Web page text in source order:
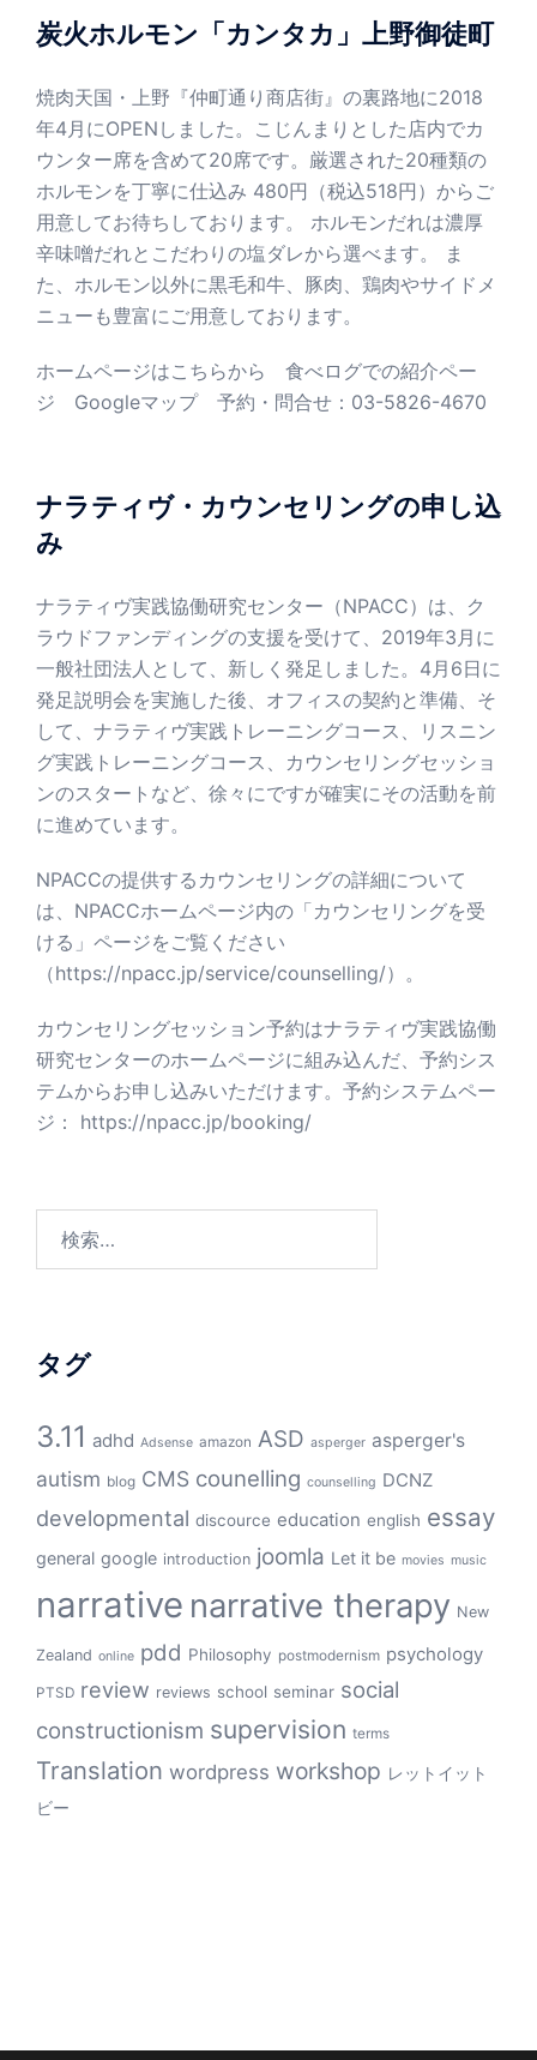
ン
炭火ホルモン「カンタカ」上野御徒町
焼肉天国・上野『仲町通り商店街』の裏路地に2018
年4月にOPENしました。こじんまりとした店内でカ
ウンター席を含めて20席です。厳選された20種類の
ホルモンを丁寧に仕込み 480円（税込518円）からご
用意してお待ちしております。 ホルモンだれは濃厚
辛味噌だれとこだわりの塩ダレから選べます。 ま
た、ホルモン以外に黒毛和牛、豚肉、鶏肉やサイドメ
ニューも豊富にご用意しております。
ホームページはこちらから
食べログでの紹介ペー
ジ
Googleマップ予約・問合せ：03-5826-4670
ナラティヴ・カウンセリングの申し込
み
ナラティヴ実践協働研究センター（NPACC）は、ク
ラウドファンディングの支援を受けて、2019年3月に
一般社団法人として、新しく発足しました。4月6日に
発足説明会を実施した後、オフィスの契約と準備、そ
して、ナラティヴ実践トレーニングコース、リスニン
グ実践トレーニングコース、カウンセリングセッショ
ンのスタートなど、徐々にですが確実にその活動を前
に進めています。
NPACCの提供するカウンセリングの詳細について
は、NPACCホームページ内の「カウンセリングを受
ける」ページをご覧ください
（https://npacc.jp/service/counselling/）。
カウンセリングセッション予約はナラティヴ実践協働
研究センターのホームページに組み込んだ、予約シス
テムからお申し込みいただけます。予約システムペー
ジ： https://npacc.jp/booking/
タグ
3.11 adhd Adsense amazon ASD asperger asperger's
autism blog CMS counelling counselling DCNZ
developmental discource education english essay
general google introduction joomla Let it be movies music
narrative narrative therapy New
Zealand online pdd Philosophy postmodernism psychology
PTSD review reviews school seminar social
constructionism supervision terms
Translation wordpress workshop レットイット
ビー